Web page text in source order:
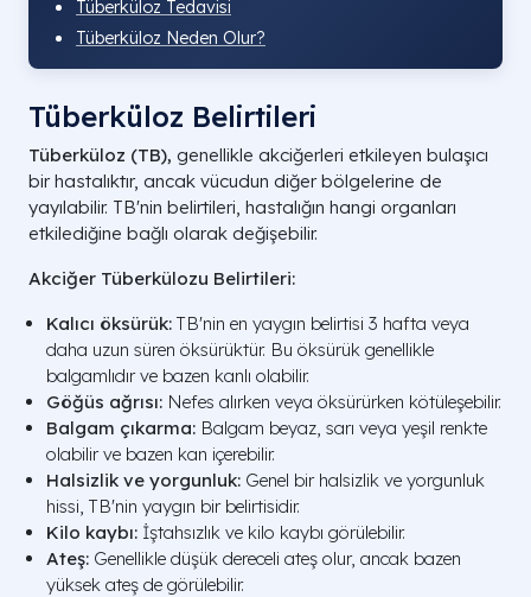
Tüberküloz Tedavisi
Tüberküloz Neden Olur?
Tüberküloz Belirtileri
Tüberküloz (TB), genellikle akciğerleri etkileyen bulaşıcı
bir hastalıktır, ancak vücudun diğer bölgelerine de
yayılabilir. TB'nin belirtileri, hastalığın hangi organları
etkilediğine bağlı olarak değişebilir.
Akciğer Tüberkülozu Belirtileri:
Kalıcı öksürük: TB'nin en yaygın belirtisi 3 hafta veya
daha uzun süren öksürüktür. Bu öksürük genellikle
balgamlıdır ve bazen kanlı olabilir.
Göğüs ağrısı: Nefes alırken veya öksürürken kötüleşebilir.
Balgam çıkarma: Balgam beyaz, sarı veya yeşil renkte
olabilir ve bazen kan içerebilir.
Halsizlik ve yorgunluk: Genel bir halsizlik ve yorgunluk
hissi, TB'nin yaygın bir belirtisidir.
Kilo kaybı: İştahsızlık ve kilo kaybı görülebilir.
Ateş: Genellikle düşük dereceli ateş olur, ancak bazen
yüksek ateş de görülebilir.